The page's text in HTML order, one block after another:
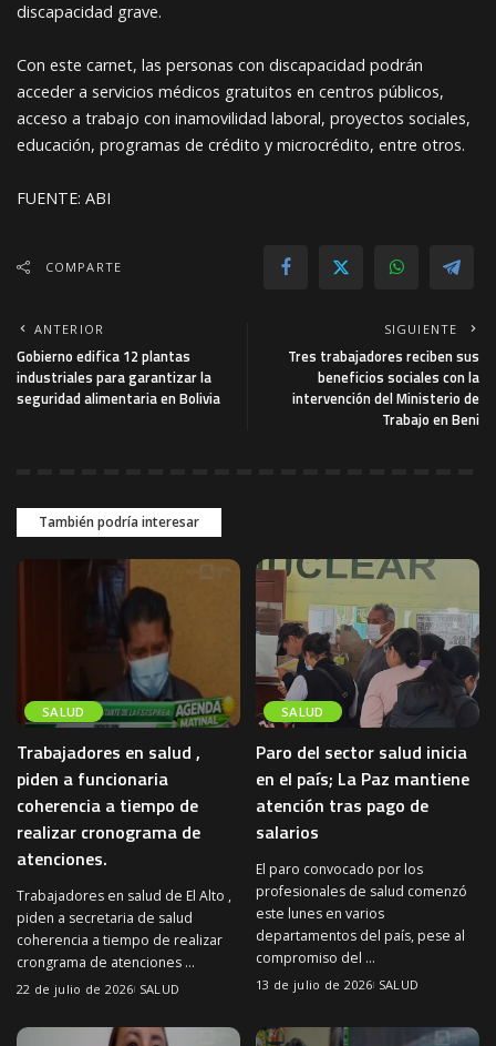
discapacidad grave.
Con este carnet, las personas con discapacidad podrán
acceder a servicios médicos gratuitos en centros públicos,
acceso a trabajo con inamovilidad laboral, proyectos sociales,
educación, programas de crédito y microcrédito, entre otros.
FUENTE: ABI
COMPARTE
ANTERIOR
Gobierno edifica 12 plantas
industriales para garantizar la
seguridad alimentaria en Bolivia
SIGUIENTE
Tres trabajadores reciben sus
beneficios sociales con la
intervención del Ministerio de
Trabajo en Beni
También podría interesar
SALUD
Trabajadores en salud ,
piden a funcionaria
coherencia a tiempo de
realizar cronograma de
atenciones.
Trabajadores en salud de El Alto ,
piden a secretaria de salud
coherencia a tiempo de realizar
crongrama de atenciones ...
22 de julio de 2026 SALUD
SALUD
Paro del sector salud inicia
en el país; La Paz mantiene
atención tras pago de
salarios
El paro convocado por los
profesionales de salud comenzó
este lunes en varios
departamentos del país, pese al
compromiso del ...
13 de julio de 2026 SALUD